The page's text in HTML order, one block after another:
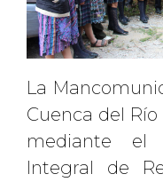
La
Cuenca del Río
mediante el
Integral de